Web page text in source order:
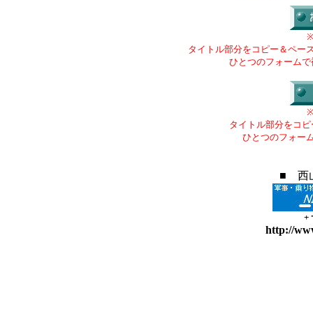
タイトル部分をコピー＆ペー
ひとつのフォーム
タイトル部分をコ
ひとつのフォー
■ 西
+
http://